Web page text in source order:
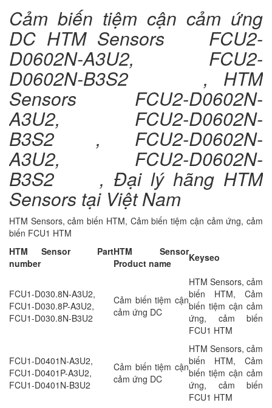
Cảm biến tiệm cận cảm ứng
DC HTM Sensors FCU2-
D0602N-A3U2, FCU2-
D0602N-B3S2 , HTM
Sensors FCU2-D0602N-
A3U2, FCU2-D0602N-
B3S2 , FCU2-D0602N-
A3U2, FCU2-D0602N-
B3S2 , Đại lý hãng HTM
Sensors tại Việt Nam
HTM Sensors, cảm biến HTM, Cảm biến tiệm cận cảm ứng, cảm
biến FCU1 HTM
HTM Sensor Part
number
HTM Sensor
Product name
Keyseo
FCU1-D030.8N-A3U2,
FCU1-D030.8P-A3U2,
FCU1-D030.8N-B3U2
Cảm biến tiệm cận
cảm ứng DC
HTM Sensors, cảm
biến HTM, Cảm
biến tiệm cận cảm
ứng, cảm biến
FCU1 HTM
FCU1-D0401N-A3U2,
FCU1-D0401P-A3U2,
FCU1-D0401N-B3U2
Cảm biến tiệm cận
cảm ứng DC
HTM Sensors, cảm
biến HTM, Cảm
biến tiệm cận cảm
ứng, cảm biến
FCU1 HTM